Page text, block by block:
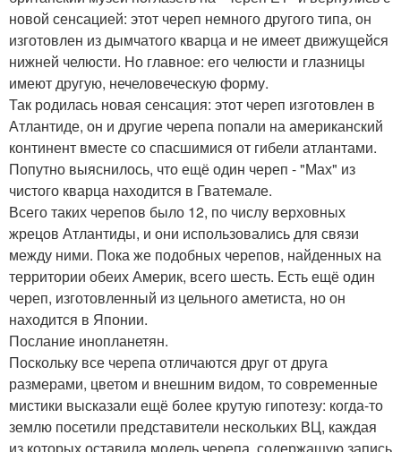
новой сенсацией: этот череп немного другого типа, он
изготовлен из дымчатого кварца и не имеет движущейся
нижней челюсти. Но главное: его челюсти и глазницы
имеют другую, нечеловеческую форму.
Так родилась новая сенсация: этот череп изготовлен в
Атлантиде, он и другие черепа попали на американский
континент вместе со спасшимися от гибели атлантами.
Попутно выяснилось, что ещё один череп - "Мах" из
чистого кварца находится в Гватемале.
Всего таких черепов было 12, по числу верховных
жрецов Атлантиды, и они использовались для связи
между ними. Пока же подобных черепов, найденных на
территории обеих Америк, всего шесть. Есть ещё один
череп, изготовленный из цельного аметиста, но он
находится в Японии.
Послание инопланетян.
Поскольку все черепа отличаются друг от друга
размерами, цветом и внешним видом, то современные
мистики высказали ещё более крутую гипотезу: когда-то
землю посетили представители нескольких ВЦ, каждая